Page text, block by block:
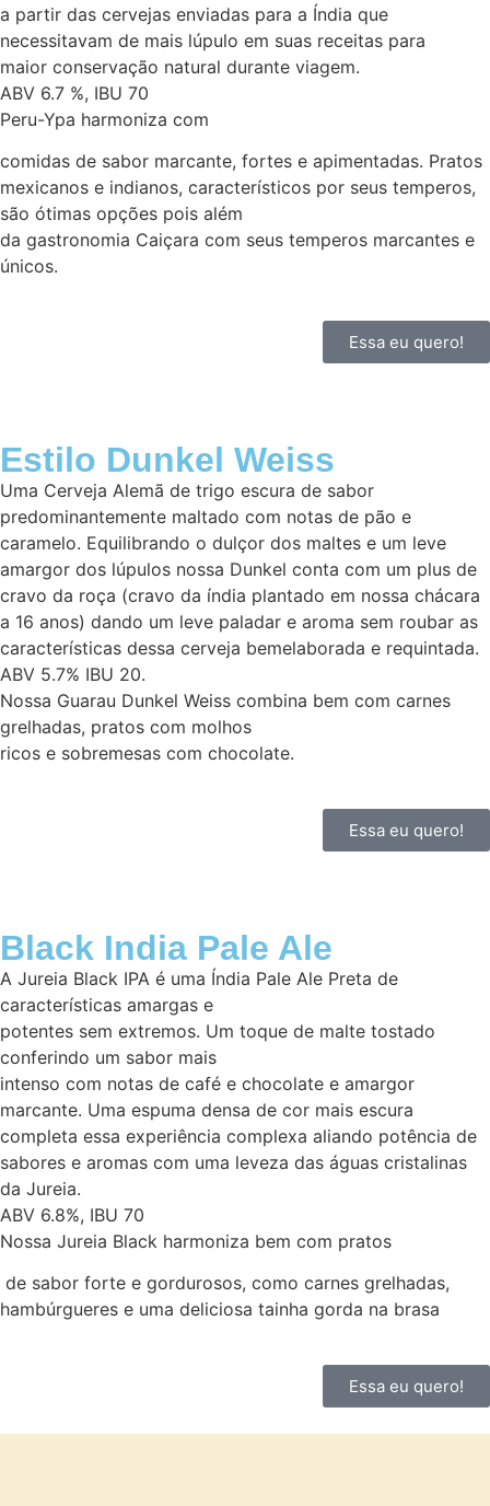
a partir das cervejas enviadas para a Índia que
necessitavam de mais lúpulo em suas receitas para
maior conservação natural durante viagem.
ABV 6.7 %, IBU 70
Peru-Ypa harmoniza com
comidas de sabor marcante, fortes e apimentadas. Pratos
mexicanos e indianos, característicos por seus temperos,
são ótimas opções pois além
da gastronomia Caiçara com seus temperos marcantes e
únicos.
Essa eu quero!
Estilo Dunkel Weiss
Uma Cerveja Alemã de trigo escura de sabor
predominantemente maltado com notas de pão e
caramelo. Equilibrando o dulçor dos maltes e um leve
amargor dos lúpulos nossa Dunkel conta com um plus de
cravo da roça (cravo da índia plantado em nossa chácara
a 16 anos) dando um leve paladar e aroma sem roubar as
características dessa cerveja bemelaborada e requintada.
ABV 5.7% IBU 20.
Nossa Guarau Dunkel Weiss combina bem com carnes
grelhadas, pratos com molhos
ricos e sobremesas com chocolate.
Essa eu quero!
Black India Pale Ale
A Jureia Black IPA é uma Índia Pale Ale Preta de
características amargas e
potentes sem extremos. Um toque de malte tostado
conferindo um sabor mais
intenso com notas de café e chocolate e amargor
marcante. Uma espuma densa de cor mais escura
completa essa experiência complexa aliando potência de
sabores e aromas com uma leveza das águas cristalinas
da Jureia.
ABV 6.8%, IBU 70
Nossa Jureia Black harmoniza bem com pratos
de sabor forte e gordurosos, como carnes grelhadas,
hambúrgueres e uma deliciosa tainha gorda na brasa
Essa eu quero!